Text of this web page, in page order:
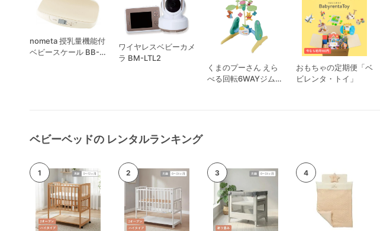
nometa 授乳量機能付
ベビースケール BB-
ワイヤレスベビーカメ
ラ BM-LTL2
くまのプーさん えら
べる回転6WAYジムに
おもちゃの定期便「ベ
ビレンタ・トイ」
ベビーベッドの レンタルランキング